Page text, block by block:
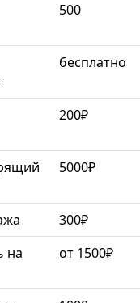
500
бесплатно
200₽
5000₽
300₽
на
от 1500₽